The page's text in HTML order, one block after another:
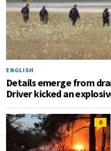
ENGLISH
Details emerge from
Driver kicked an
0